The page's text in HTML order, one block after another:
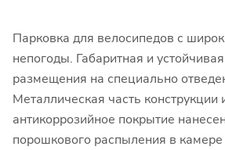
Парковка для велосипедов с
непогоды. Габаритная и
размещения на специально
Металлическая часть конструкции
антикоррозийное покрытие
порошкового распыления в